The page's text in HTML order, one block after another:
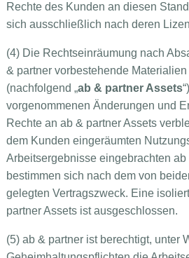
Rechte des Kunden an diesen
sich ausschließlich nach deren
(4) Die Rechtseinräumung nach
& partner vorbestehende
(nachfolgend „ab & partnerAssets
vorgenommenen Änderungen und
Rechte an ab & partner Assets
dem Kunden eingeräumten
Arbeitsergebnisse eingebrachten ab
bestimmen sich nach dem von
gelegten Vertragszweck. Eine
partner Assets ist ausgeschlossen.
(5) ab & partner ist berechtigt, unter